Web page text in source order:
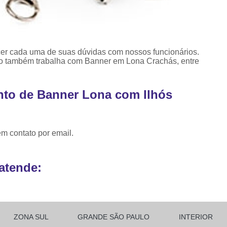
Ribbon para
Ribbon para
cada uma de suas dúvidas com nossos funcionários.
trabalha com Banner em Lona Crachás, entre
de Banner Lona com Ilhós
contato por email.
ZONA SUL GRANDE SÃO PAULO INTERIOR